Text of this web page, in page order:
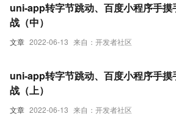
文章 2022-06-13 来自：开发者社区
uni-app转字节跳动、百度小程序手摸
战（中）
文章 2022-06-13 来自：开发者社区
uni-app转字节跳动、百度小程序手摸
战（上）